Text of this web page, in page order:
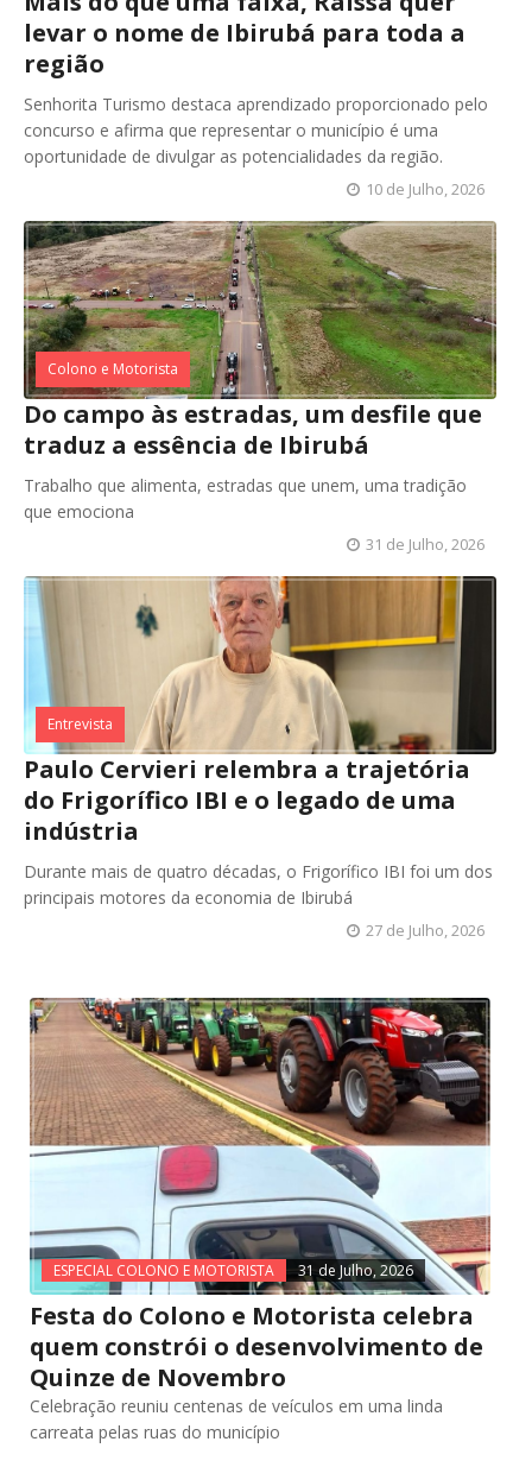
levar o nome de Ibirubá para toda a
região
Senhorita Turismo destaca aprendizado proporcionado pelo
concurso e afirma que representar o município é uma
oportunidade de divulgar as potencialidades da região.
10 de Julho, 2026
Colono e Motorista
Do campo às estradas, um desfile que
traduz a essência de Ibirubá
Trabalho que alimenta, estradas que unem, uma tradição
que emociona
31 de Julho, 2026
Entrevista
Paulo Cervieri relembra a trajetória
do Frigorífico IBI e o legado de uma
indústria
Durante mais de quatro décadas, o Frigorífico IBI foi um dos
principais motores da economia de Ibirubá
27 de Julho, 2026
ESPECIAL COLONO E MOTORISTA 31 de Julho, 2026
Festa do Colono e Motorista celebra
quem constrói o desenvolvimento de
Quinze de Novembro
Celebração reuniu centenas de veículos em uma linda
carreata pelas ruas do município